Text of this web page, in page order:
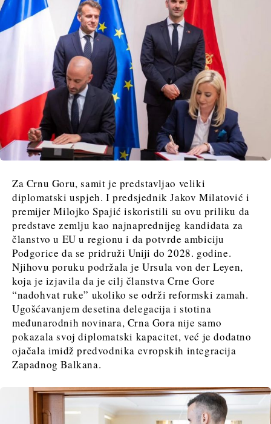
Za Crnu Goru, samit je predstavljao veliki
diplomatski uspjeh. I predsjednik Jakov Milatović i
premijer Milojko Spajić iskoristili su ovu priliku da
predstave zemlju kao najnaprednijeg kandidata za
članstvo u EU u regionu i da potvrde ambiciju
Podgorice da se pridruži Uniji do 2028. godine.
Njihovu poruku podržala je Ursula von der Leyen,
koja je izjavila da je cilj članstva Crne Gore
“nadohvat ruke” ukoliko se održi reformski zamah.
Ugošćavanjem desetina delegacija i stotina
međunarodnih novinara, Crna Gora nije samo
pokazala svoj diplomatski kapacitet, već je dodatno
ojačala imidž predvodnika evropskih integracija
Zapadnog Balkana.